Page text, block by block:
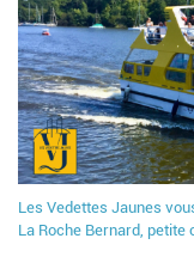
Les Vedettes Jaunes
La Roche Bernard, petite